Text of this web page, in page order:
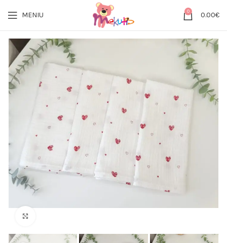
MENIU 0 0.00€